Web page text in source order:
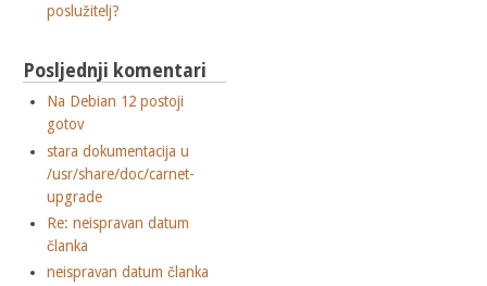
poslužitelj?
Posljednji komentari
Na Debian 12 postoji
gotov
stara dokumentacija u
/usr/share/doc/carnet-
upgrade
Re: neispravan datum
članka
neispravan datum članka